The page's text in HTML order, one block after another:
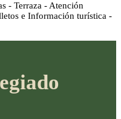
- Terraza - Atención
e Información turística -